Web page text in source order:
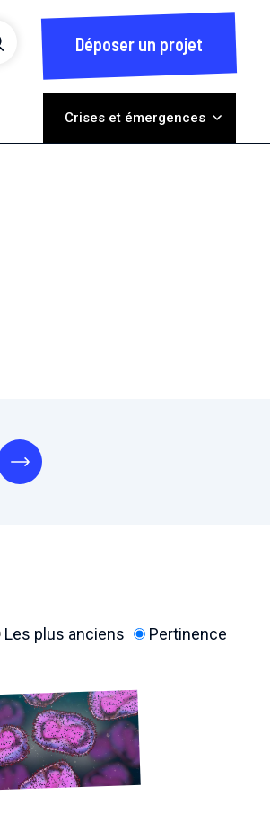
Déposer un projet
Crises et émergences
Les plus anciens Pertinence